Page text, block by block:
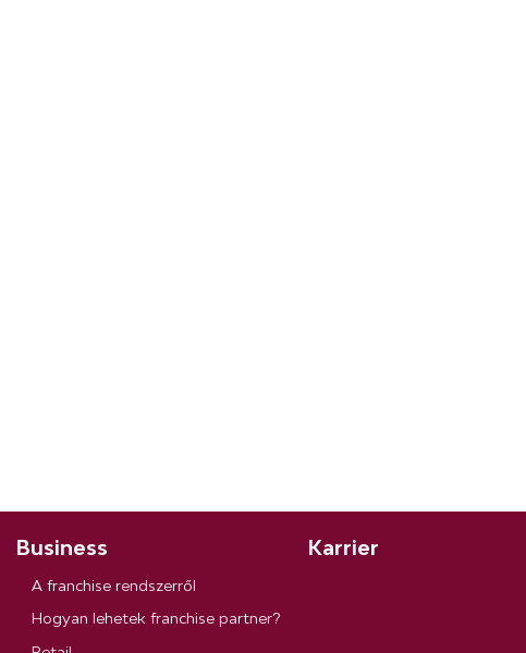
Business
A franchise rendszerről
Hogyan lehetek franchise partner?
Karrier